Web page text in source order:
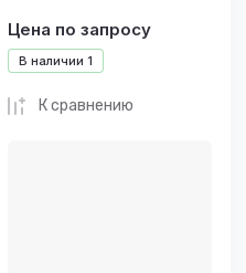
В наличии 1
Цена по запросу
К сравнению